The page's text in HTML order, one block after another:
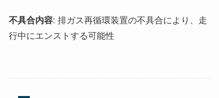
不具合内容: 排ガス再循環装置の不具合により、走
行中にエンストする可能性